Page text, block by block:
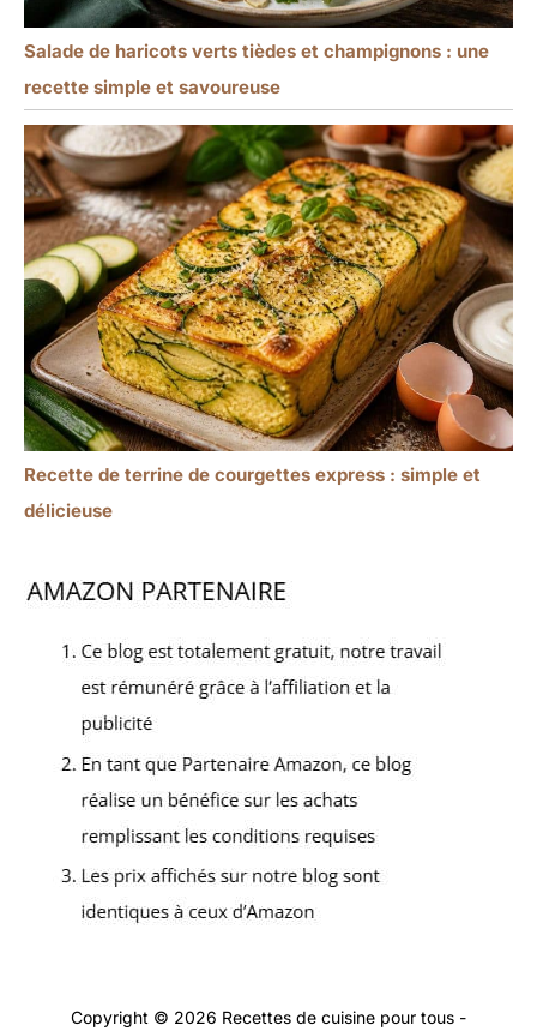
Salade de haricots verts tièdes et champignons : une
recette simple et savoureuse
Recette de terrine de courgettes express : simple et
délicieuse
Copyright © 2026 Recettes de cuisine pour tous -